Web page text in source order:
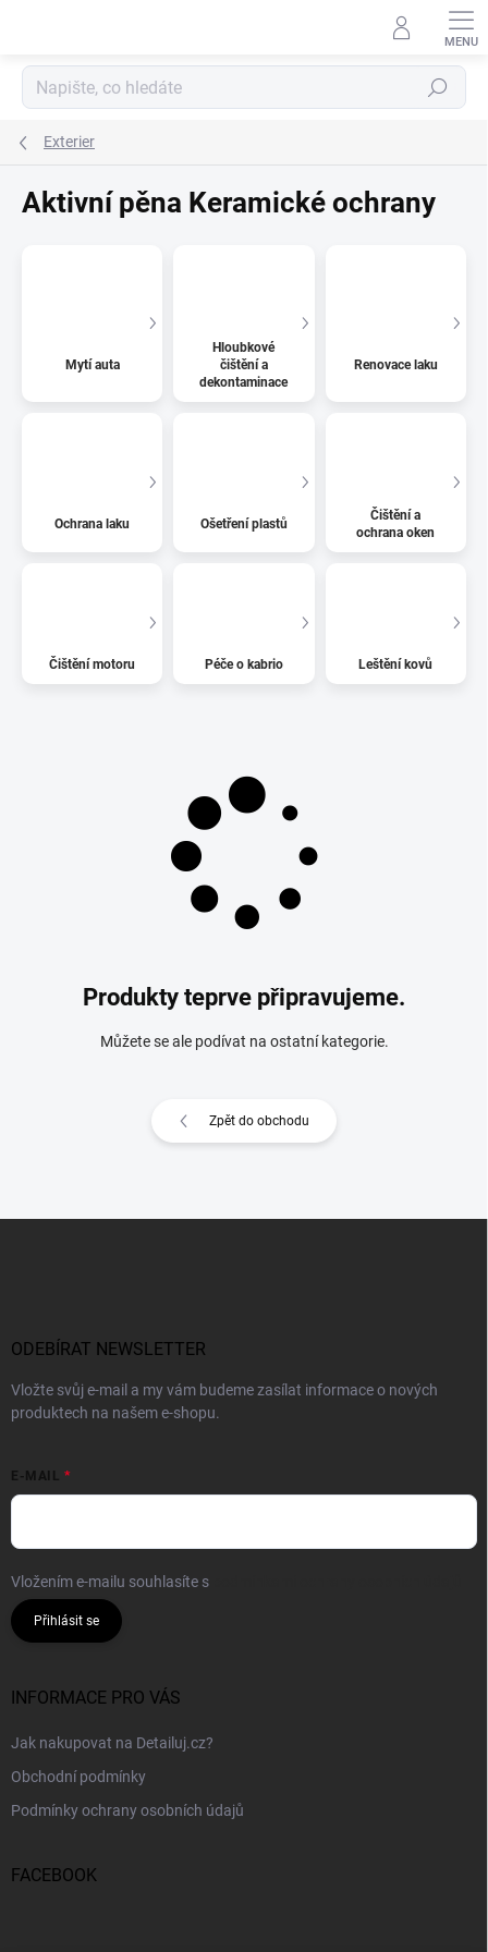
Hledat
Exterier
Aktivní pěna Keramické ochrany
Mytí auta
Hloubkové
čištění a
dekontaminace
Renovace laku
Ochrana laku Ošetření plastů
Čištění a
ochrana oken
Čištění motoru Péče o kabrio Leštění kovů
Produkty teprve připravujeme.
Můžete se ale podívat na ostatní kategorie.
Zpět do obchodu
ODEBÍRAT NEWSLETTER
Vložte svůj e-mail a my vám budeme zasílat informace o nových
produktech na našem e-shopu.
E-MAIL
Vložením e-mailu souhlasíte s
Přihlásit se
INFORMACE PRO VÁS
Jak nakupovat na Detailuj.cz?
Obchodní podmínky
Podmínky ochrany osobních údajů
FACEBOOK